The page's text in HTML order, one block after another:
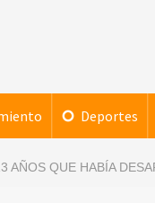
Deportes
AÑOS QUE HABÍA